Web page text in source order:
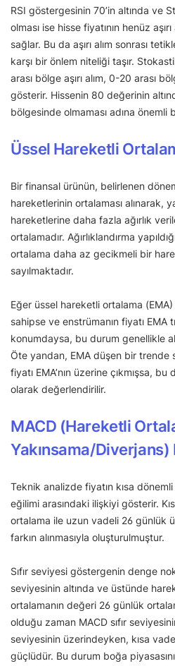
RSI göstergesinin 70’in altında ve
olması ise hisse fiyatının henüz
sağlar. Bu da aşırı alım sonrası
karşı bir önlem niteliği taşır.
arası bölge aşırı alım, 0-20 arası
gösterir. Hissenin 80 değerinin
bölgesinde olmaması adına önemli
Üssel Hareketli
Bir finansal ürünün, belirlenen
hareketlerinin ortalaması alınarak,
hareketlerine daha fazla ağırlık
ortalamadır. Ağırlıklandırma
ortalama daha az gecikmeli bir
sayılmaktadır.
Eğer üssel hareketli ortalama
sahipse ve enstrümanın fiyatı EMA
konumdaysa, bu durum genellikle
Öte yandan, EMA düşen bir trende
fiyatı EMA’nın üzerine çıkmışsa,
olarak değerlendirilir.
MACD (Hareketli
Yakınsama/Diverjans)
Teknik analizde fiyatın kısa
eğilimi arasındaki ilişkiyi gösterir.
ortalama ile uzun vadeli 26 günlük
farkın alınmasıyla oluşturulmuştur.
Sıfır seviyesi göstergenin denge
seviyesinin altında ve üstünde
ortalamanın değeri 26 günlük
olduğu zaman MACD sıfır
seviyesinin üzerindeyken, kısa
güçlüdür. Bu durum boğa